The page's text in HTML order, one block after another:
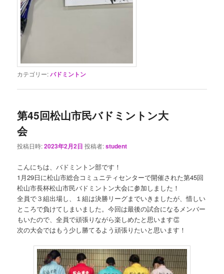
カテゴリー:バドミントン
第45回松山市民バドミントン大
会
投稿日時:2023年2月2日 投稿者:student
こんにちは、バドミントン部です！
1月29日に松山市総合コミュニティセンターで開催された第45回
松山市長杯松山市民バドミントン大会に参加しました！
全員で３組出場し、１組は決勝リーグまでいきましたが、惜しい
ところで負けてしまいました。今回は最後の試合になるメンバー
もいたので、全員で頑張りながら楽しめたと思います👏
次の大会ではもう少し勝てるよう頑張りたいと思います！